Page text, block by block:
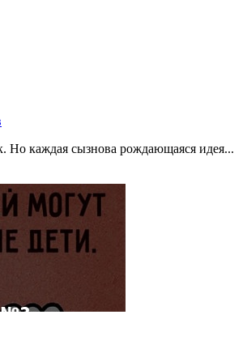
Но каждая сызнова рождающаяся идея...